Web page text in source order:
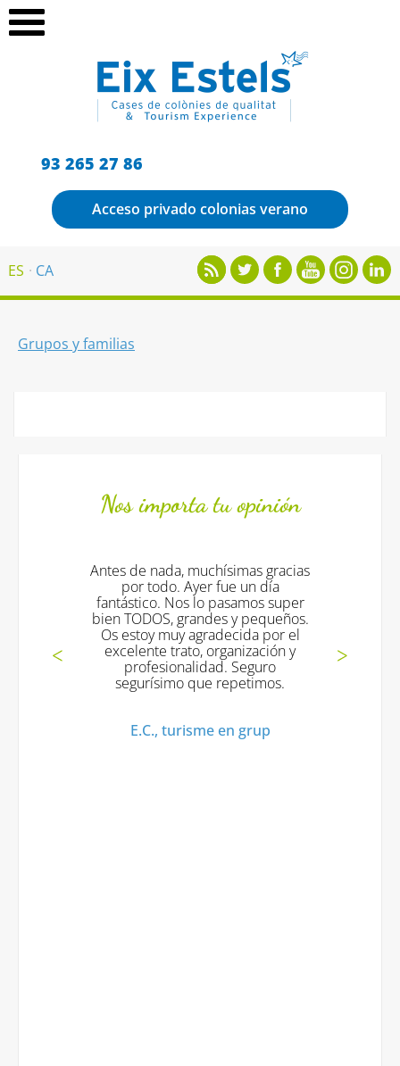
93 265 27 86
Acceso privado colonias verano
ES CA
Grupos y familias
Nos importa tu opinión
nada, muchísimas gracias
todo. Ayer fue un día
Nos lo pasamos super
grandes y pequeños.
muy agradecida por el
trato, organización y
Seguro
que repetimos.
Todo fantástico !!!!
Mª Jesus V.,